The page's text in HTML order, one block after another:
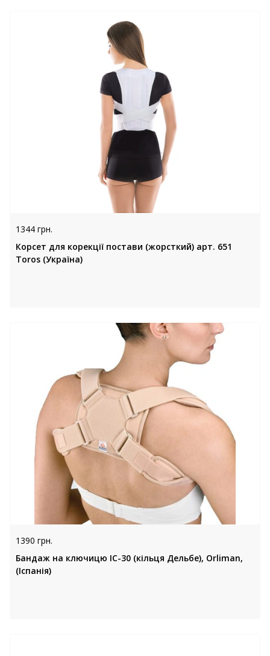
1344 грн.
Корсет для корекції постави (жорсткий) арт. 651
Toros (Україна)
1390 грн.
Бандаж на ключицю IC-30 (кільця Дельбе), Orliman,
(Іспанія)